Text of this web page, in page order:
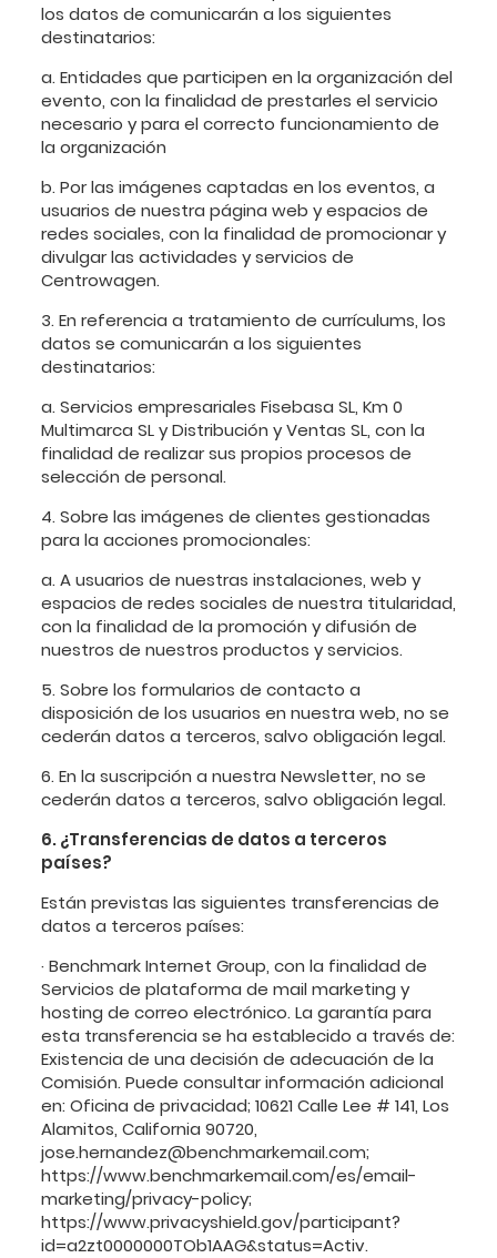
los datos de comunicarán a los siguientes
destinatarios:
a. Entidades que participen en la organización del
evento, con la finalidad de prestarles el servicio
necesario y para el correcto funcionamiento de
la organización
b. Por las imágenes captadas en los eventos, a
usuarios de nuestra página web y espacios de
redes sociales, con la finalidad de promocionar y
divulgar las actividades y servicios de
Centrowagen.
3. En referencia a tratamiento de currículums, los
datos se comunicarán a los siguientes
destinatarios:
a. Servicios empresariales Fisebasa SL, Km 0
Multimarca SL y Distribución y Ventas SL, con la
finalidad de realizar sus propios procesos de
selección de personal.
4. Sobre las imágenes de clientes gestionadas
para la acciones promocionales:
a. A usuarios de nuestras instalaciones, web y
espacios de redes sociales de nuestra titularidad,
con la finalidad de la promoción y difusión de
nuestros de nuestros productos y servicios.
5. Sobre los formularios de contacto a
disposición de los usuarios en nuestra web, no se
cederán datos a terceros, salvo obligación legal.
6. En la suscripción a nuestra Newsletter, no se
cederán datos a terceros, salvo obligación legal.
6. ¿Transferencias de datos a terceros
países?
Están previstas las siguientes transferencias de
datos a terceros países:
· Benchmark Internet Group, con la finalidad de
Servicios de plataforma de mail marketing y
hosting de correo electrónico. La garantía para
esta transferencia se ha establecido a través de:
Existencia de una decisión de adecuación de la
Comisión. Puede consultar información adicional
en: Oficina de privacidad; 10621 Calle Lee # 141, Los
Alamitos, California 90720,
jose.hernandez@benchmarkemail.com;
https://www.benchmarkemail.com/es/email-
marketing/privacy-policy;
https://www.privacyshield.gov/participant?
id=a2zt0000000TOb1AAG&status=Activ.